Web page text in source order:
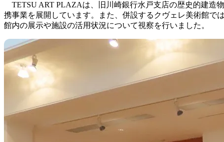
TETSU ART PLAZAは、旧川崎銀行水戸支店の歴史的建造
携事業を展開しています。また、併設するクヴェレ美術館で
館内の展示や施設の活用状況について視察を行いました。